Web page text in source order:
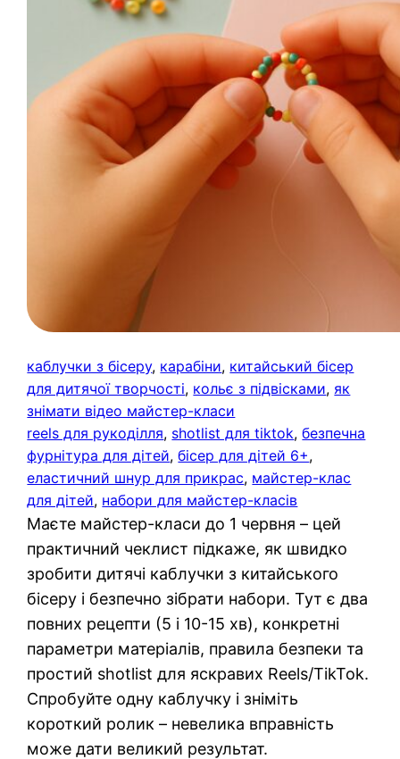
каблучки з бісеру, карабіни, китайський бісер
для дитячої творчості, кольє з підвісками, як
знімати відео майстер-класи
reels для рукоділля, shotlist для tiktok, безпечна
фурнітура для дітей, бісер для дітей 6+
еластичний шнур для прикрас, майстер-клас
для дітей, набори для майстер-класів
Маєте майстер-класи до 1 червня – цей
практичний чеклист підкаже, як швидко
зробити дитячі каблучки з китайського
бісеру і безпечно зібрати набори. Тут є два
повних рецепти (5 і 10-15 хв), конкретні
параметри матеріалів, правила безпеки та
простий shotlist для яскравих Reels/TikTok.
Спробуйте одну каблучку і зніміть
короткий ролик – невелика вправність
може дати великий результат.